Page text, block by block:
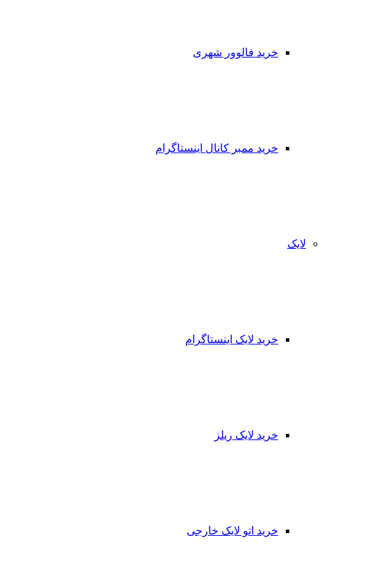
خرید فالوور شهری
خرید ممبر کانال اینستاگرام
لایک
خرید لایک اینستاگرام
خرید لایک ریلز
خرید اتو لایک خارجی